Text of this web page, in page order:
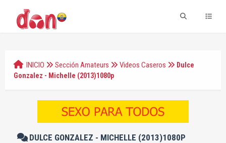
INICIO Sección Amateurs Videos Caseros
Dulce
Gonzalez - Michelle (2013)1080p
DULCE GONZALEZ - MICHELLE (2013)1080P